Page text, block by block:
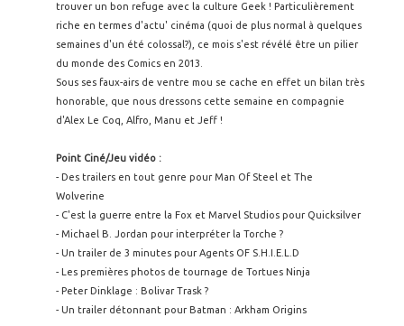
trouver un bon refuge avec la culture Geek ! Particulièrement
riche en termes d'actu' cinéma (quoi de plus normal à quelques
semaines d'un été colossal?), ce mois s'est révélé être un pilier
du monde des Comics en 2013.
Sous ses faux-airs de ventre mou se cache en effet un bilan très
honorable, que nous dressons cette semaine en compagnie
d'Alex Le Coq, Alfro, Manu et Jeff !
Point Ciné/Jeu vidéo :
- Des trailers en tout genre pour Man Of Steel et The
Wolverine
- C'est la guerre entre la Fox et Marvel Studios pour Quicksilver
- Michael B. Jordan pour interpréter la Torche ?
- Un trailer de 3 minutes pour Agents OF S.H.I.E.L.D
- Les premières photos de tournage de Tortues Ninja
- Peter Dinklage : Bolivar Trask ?
- Un trailer détonnant pour Batman : Arkham Origins